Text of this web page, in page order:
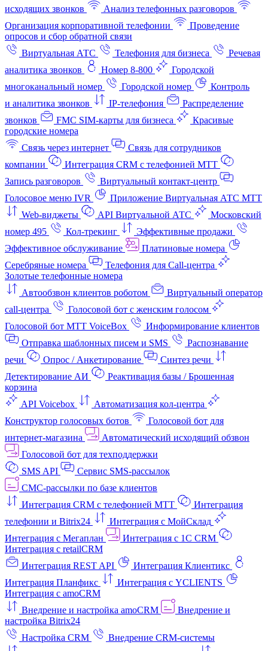
исходящих звонков
Анализ телефонных разговоров
Организация корпоративной телефонии
Проведение
опросов и сбор обратной связи
Виртуальная АТС
Телефония для бизнеса
Речевая
аналитика звонков
Номер 8-800
Городской
многоканальный номер
Городской номер
Контроль
и аналитика звонков
IP-телефония
Распределение
звонков
FMC SIM-карты для бизнеса
Красивые
городские номера
Связь через интернет
Связь для сотрудников
компании
Интеграция CRM с телефонией МТТ
Запись разговоров
Виртуальный контакт‑центр
Голосовое меню IVR
Приложение Виртуальная АТС МТТ
Web-виджеты
API Виртуальной АТС
Московский
номер 495
Кол-трекинг
Эффективные продажи
Эффективное обслуживание
Платиновые номера
Серебряные номера
Телефония для Call-центра
Золотые телефонные номера
Автообзвон клиентов роботом
Виртуальный оператор
call-центра
Голосовой бот с женским голосом
Голосовой бот МТТ VoiceBox
Информирование клиентов
Отправка шаблонных писем и SMS
Распознавание
речи
Опрос / Анкетирование
Синтез речи
Детектирование АИ
Реактивация базы / Брошенная
корзина
API Voicebox
Автоматизация кол‑центра
Конструктор голосовых ботов
Голосовой бот для
интернет‑магазина
Автоматический исходящий обзвон
Голосовой бот для техподдержки
SMS API
Сервис SMS-рассылок
СМС-рассылки по базе клиентов
Интеграция CRM с телефонией МТТ
Интеграция
телефонии и Bitrix24
Интеграция с МойСклад
Интеграция с Мегаплан
Интеграция с 1C CRM
Интеграция с retailCRM
Интеграция REST API
Интеграция Клиентикс
Интеграция Планфикс
Интеграция с YCLIENTS
Интеграция с amoCRM
Внедрение и настройка amoCRM
Внедрение и
настройка Bitrix24
Настройка CRM
Внедрение CRM-системы